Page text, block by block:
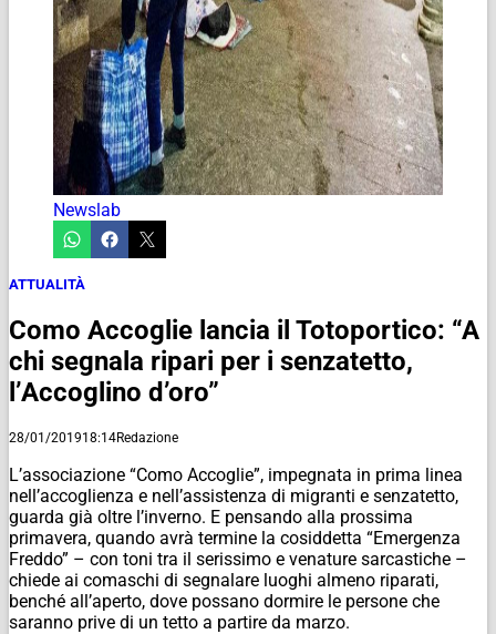
Newslab
ATTUALITÀ
Como Accoglie lancia il Totoportico: “A
chi segnala ripari per i senzatetto,
l’Accoglino d’oro”
28/01/201918:14Redazione
L’associazione “Como Accoglie”, impegnata in prima linea
nell’accoglienza e nell’assistenza di migranti e senzatetto,
guarda già oltre l’inverno. E pensando alla prossima
primavera, quando avrà termine la cosiddetta “Emergenza
Freddo” – con toni tra il serissimo e venature sarcastiche –
chiede ai comaschi di segnalare luoghi almeno riparati,
benché all’aperto, dove possano dormire le persone che
saranno prive di un tetto a partire da marzo.